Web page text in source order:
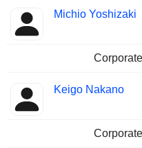
Michio Yoshizaki
Keigo Nakano